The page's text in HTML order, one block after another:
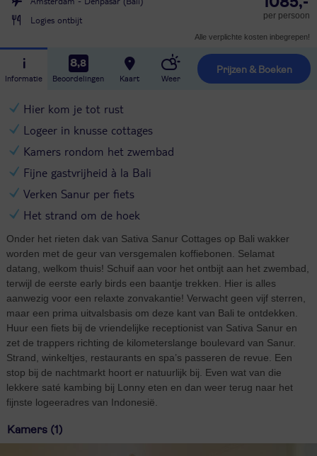
Logies ontbijt
per persoon
Alle verplichte kosten inbegrepen!
Informatie
8,8
Beoordelingen Kaart Weer
Prijzen & Boeken
Hier kom je tot rust
Logeer in knusse cottages
Kamers rondom het zwembad
Fijne gastvrijheid à la Bali
Verken Sanur per fiets
Het strand om de hoek
Onder het rieten dak van Sativa Sanur Cottages op Bali wakker
worden met de geur van versgemalen koffiebonen. Selamat
datang, welkom thuis! Schuif aan voor het ontbijt aan het zwembad,
terwijl de eerste early birds een baantje trekken. Hier is alles
aanwezig voor een relaxte zonvakantie! Verwacht geen vijf sterren,
maar een prima uitvalsbasis om deze kant van Bali te ontdekken.
Huur een fiets bij de vriendelijke receptionist van Sativa Sanur en
zet de trappers richting de kilometerslange boulevard van Sanur.
Strand, winkeltjes, restaurants en spa’s passeren de revue. Een
stop bij de nachtmarkt hoort er natuurlijk bij. Even wat van die
lekkere saté kambing bij Lonny eten en dan weer terug naar het
fijnste logeeradres van Indonesië.
Kamers (1)